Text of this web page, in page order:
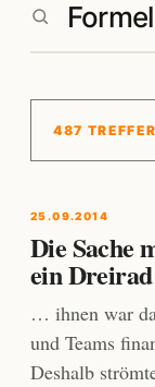
487
25.09.2014
Die Sache
ein
… ihnen war
und Teams
Deshalb